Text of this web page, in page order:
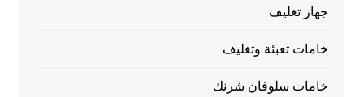
جهاز تغليف
خامات تعبئة وتغليف
خامات سلوفان شرنك